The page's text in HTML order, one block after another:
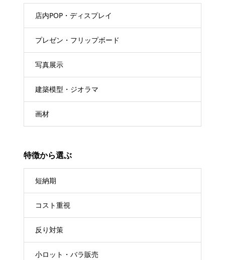
店内POP・ディスプレイ
プレゼン・フリップボード
写真展示
建築模型・ジオラマ
画材
特徴から選ぶ
短納期
コスト重視
反り対策
小ロット・バラ販売